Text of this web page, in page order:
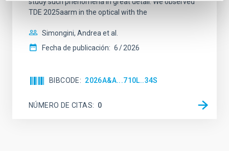
TDE 2025aarm in the optical with the
Simongini, Andrea et al.
Fecha de publicación: 6 2026
BIBCODE 2026A&A...710L..34S
NÚMERO DE CITAS 0